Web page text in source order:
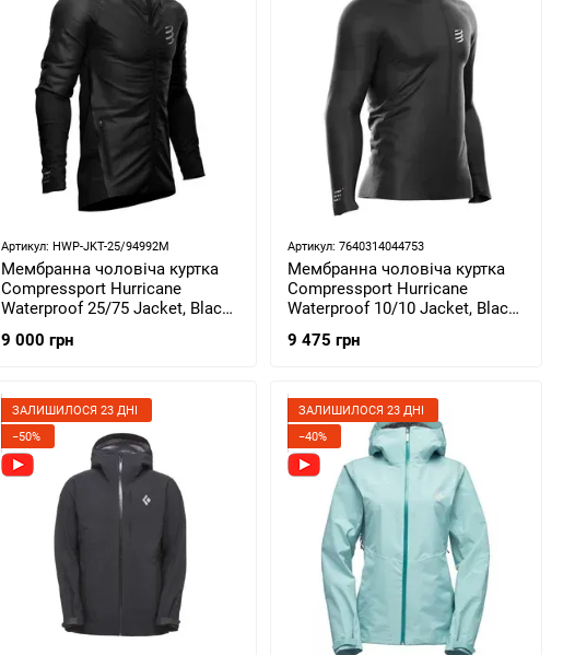
Артикул: HWP-JKT-25/94992M
Мембранна чоловіча куртка
Compressport Hurricane
Waterproof 25/75 Jacket, Black,
9 000 грн
Артикул: 7640314044753
Мембранна чоловіча куртка
Compressport Hurricane
Waterproof 10/10 Jacket, Black,
9 475 грн
ЗАЛИШИЛОСЯ 23 ДНІ
−50%
ЗАЛИШИЛОСЯ 23 ДНІ
−40%